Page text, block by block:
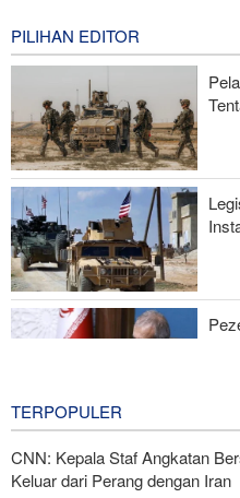
Juru Bicara IRGC: Pembukaan
Penerimaan Syarat Iran
Perang di Hormuz;
Masih Butuh Minyak
Di Balik Intervensi AS untuk
Tersembunyi?
Joe Kent: Komunitas Intelijen
Suara Mereka Dibungkam
PILIHAN EDITOR
TERPOPULER
CNN: Kepala Staf Angkatan
Keluar dari Perang dengan Iran